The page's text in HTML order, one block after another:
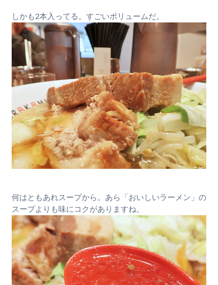
しかも2本入ってる。すごいボリュームだ。
何はともあれスープから。あら「おいしいラーメン」の
スープよりも味にコクがありますね。